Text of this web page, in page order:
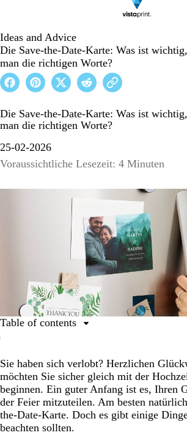
Ideas and Advice
Die Save-the-Date-Karte: Was ist
man die richtigen Worte?
Die Save-the-Date-Karte: Was ist
man die richtigen Worte?
25-02-2026
Voraussichtliche Lesezeit: 4 Minuten
Sie haben sich verlobt? Herzlichen
möchten Sie sicher gleich mit der
beginnen. Ein guter Anfang ist es, Ihren
der Feier mitzuteilen. Am besten
the-Date-Karte. Doch es gibt einige
beachten sollten.
Table of contents
Informationen, die nicht fehlen
Destination Wedding
Hochzeit im kleinen Kreis
Verschobene Hochzeit